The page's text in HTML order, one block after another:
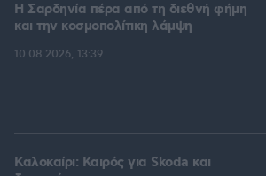
Η Σαρδηνία πέρα από τη διεθνή φήμη
και την κοσμοπολίτικη λάμψη
10.08.2026, 13:39
Καλοκαίρι: Καιρός για Skoda και